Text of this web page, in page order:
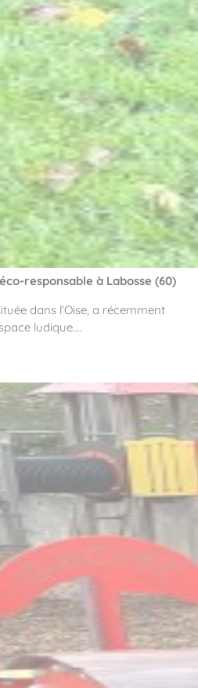
responsable à Labosse (60)
dans l’Oise, a récemment
ludique.…